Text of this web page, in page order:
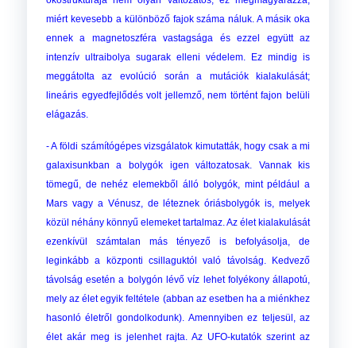
miért kevesebb a különböző fajok száma náluk. A másik oka
ennek a magnetoszféra vastagsága és ezzel együtt az
intenzív ultraibolya sugarak elleni védelem. Ez mindig is
meggátolta az evolúció során a mutációk kialakulását;
lineáris egyedfejlődés volt jellemző, nem történt fajon belüli
elágazás.
- A földi számítógépes vizsgálatok kimutatták, hogy csak a mi
galaxisunkban a bolygók igen változatosak. Vannak kis
tömegű, de nehéz elemekből álló bolygók, mint például a
Mars vagy a Vénusz, de léteznek óriásbolygók is, melyek
közül néhány könnyű elemeket tartalmaz. Az élet kialakulását
ezenkívül számtalan más tényező is befolyásolja, de
leginkább a központi csillaguktól való távolság. Kedvező
távolság esetén a bolygón lévő víz lehet folyékony állapotú,
mely az élet egyik feltétele (abban az esetben ha a miénkhez
hasonló életről gondolkodunk). Amennyiben ez teljesül, az
élet akár meg is jelenhet rajta. Az UFO-kutatók szerint az